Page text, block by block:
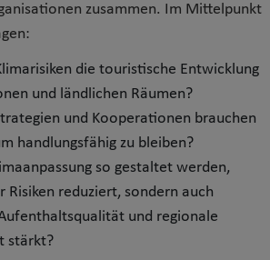
zusammen. Im Mittelpunkt
die touristische Entwicklung
und ländlichen Räumen?
und Kooperationen brauchen
handlungsfähig zu bleiben?
so gestaltet werden,
Risiken reduziert, sondern auch
und regionale
stärkt?